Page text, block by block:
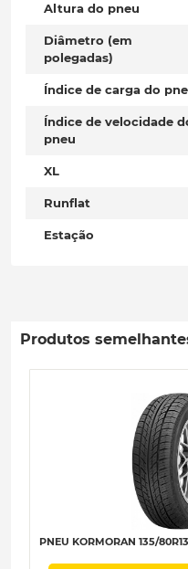
Altura do pneu
Diâmetro (em
polegadas)
Índice de carga do
Índice de velocidade
pneu
XL
Runflat
Estação
Produtos
PNEU KORMORAN 135/